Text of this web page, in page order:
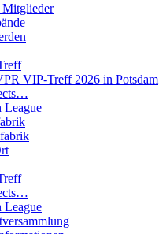
Mitglieder
VIP-Treff 2026 in Potsdam
League
League